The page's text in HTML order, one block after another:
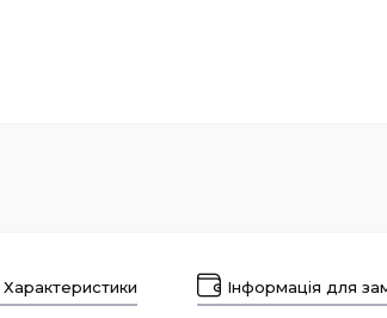
Характеристики Інформація для